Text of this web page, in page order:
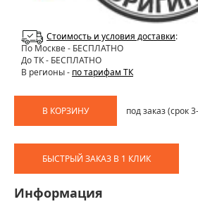
Стоимость и условия доставки:
По Москве- БЕСПЛАТНО
До ТК - БЕСПЛАТНО
В регионы - по тарифам ТК
В КОРЗИНУ под заказ (срок
БЫСТРЫЙ ЗАКАЗ В 1 КЛИК
Информация